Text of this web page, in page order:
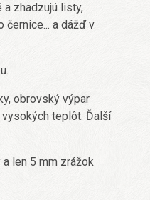
a zhadzujú listy,
černice... a dážď v
obrovský výpar
teplôt. Ďalší
len 5 mm zrážok